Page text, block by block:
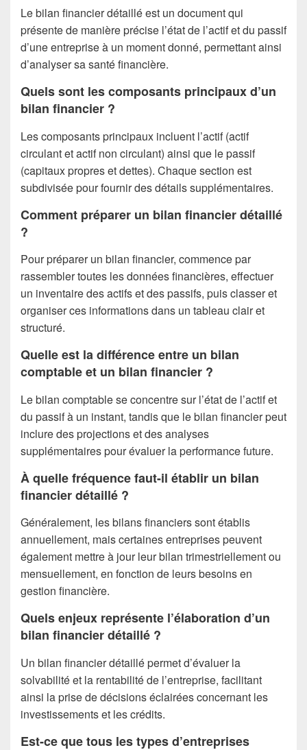
Le bilan financier détaillé est un document qui
présente de manière précise l’état de l’actif et du passif
d’une entreprise à un moment donné, permettant ainsi
d’analyser sa santé financière.
Quels sont les composants principaux d’un
bilan financier ?
Les composants principaux incluent l’actif (actif
circulant et actif non circulant) ainsi que le passif
(capitaux propres et dettes). Chaque section est
subdivisée pour fournir des détails supplémentaires.
Comment préparer un bilan financier détaillé
?
Pour préparer un bilan financier, commence par
rassembler toutes les données financières, effectuer
un inventaire des actifs et des passifs, puis classer et
organiser ces informations dans un tableau clair et
structuré.
Quelle est la différence entre un bilan
comptable et un bilan financier ?
Le bilan comptable se concentre sur l’état de l’actif et
du passif à un instant, tandis que le bilan financier peut
inclure des projections et des analyses
supplémentaires pour évaluer la performance future.
À quelle fréquence faut-il établir un bilan
financier détaillé ?
Généralement, les bilans financiers sont établis
annuellement, mais certaines entreprises peuvent
également mettre à jour leur bilan trimestriellement ou
mensuellement, en fonction de leurs besoins en
gestion financière.
Quels enjeux représente l’élaboration d’un
bilan financier détaillé ?
Un bilan financier détaillé permet d’évaluer la
solvabilité et la rentabilité de l’entreprise, facilitant
ainsi la prise de décisions éclairées concernant les
investissements et les crédits.
Est-ce que tous les types d’entreprises